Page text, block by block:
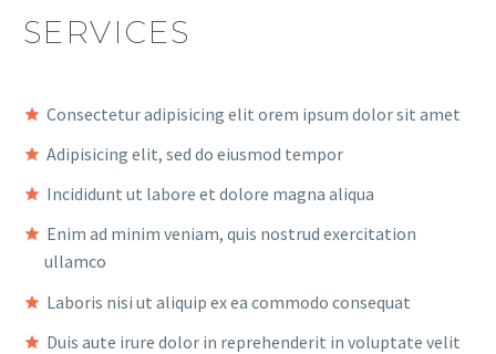
SERVICES
Consectetur adipisicing elit orem ipsum dolor sit amet
Adipisicing elit, sed do eiusmod tempor
Incididunt ut labore et dolore magna aliqua
Enim ad minim veniam, quis nostrud exercitation
ullamco
Laboris nisi ut aliquip ex ea commodo consequat
Duis aute irure dolor in reprehenderit in voluptate velit